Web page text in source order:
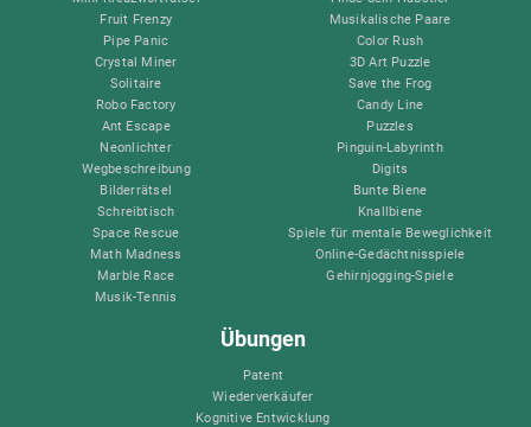
Fruit Frenzy
Pipe Panic
Crystal Miner
Solitaire
Robo Factory
Ant Escape
Neonlichter
Wegbeschreibung
Bilderrätsel
Schreibtisch
Space Rescue
Math Madness
Marble Race
Musik-Tennis
Musikalische Paare
Color Rush
3D Art Puzzle
Save the Frog
Candy Line
Puzzles
Pinguin-Labyrinth
Digits
Bunte Biene
Knallbiene
Spiele für mentale Beweglichkeit
Online-Gedächtnisspiele
Gehirnjogging-Spiele
Übungen
Patent
Wiederverkäufer
Kognitive Entwicklung